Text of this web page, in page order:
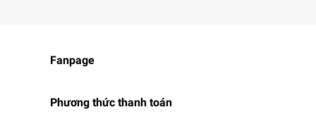
Fanpage
Phương thức thanh toán